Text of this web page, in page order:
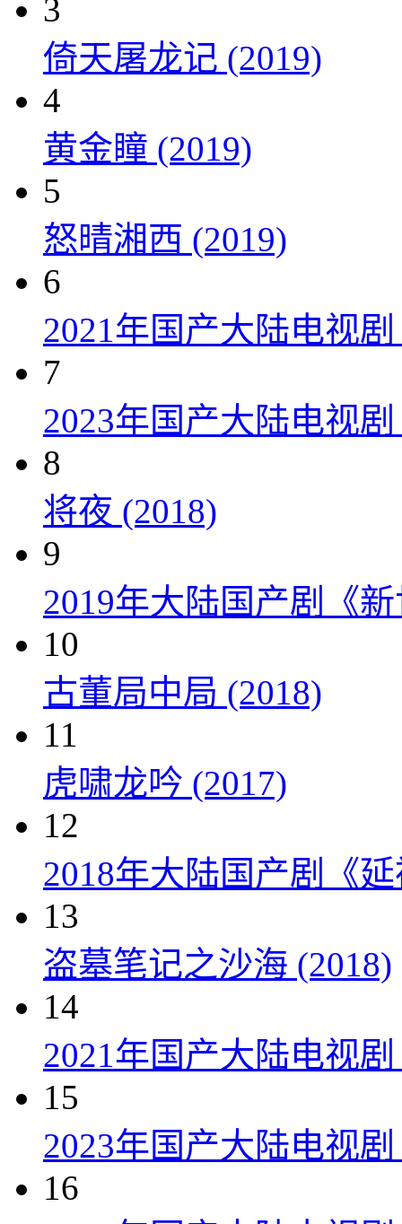
3
倚天屠龙记 (2019)
4
黄金瞳 (2019)
5
怒晴湘西 (2019)
6
2021年国产大陆电视
7
2023年国产大陆电视
8
将夜 (2018)
9
2019年大陆国产剧《
10
古董局中局 (2018)
11
虎啸龙吟 (2017)
12
2018年大陆国产剧《
13
盗墓笔记之沙海 (2018)
14
2021年国产大陆电视
15
2023年国产大陆电视
16